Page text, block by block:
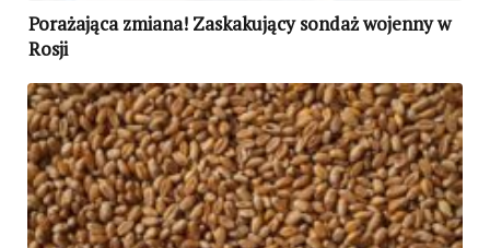
Porażająca zmiana! Zaskakujący sondaż wojenny w
Rosji